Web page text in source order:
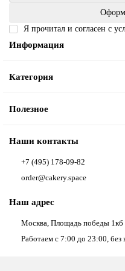
Я прочитал и согласен с
Информация
Категория
Полезное
Наши контакты
+7 (495) 178-09-82
order@cakery.space
Наш адрес
Москва, Площадь победы 1кб
Работаем с 7:00 до 23:00,